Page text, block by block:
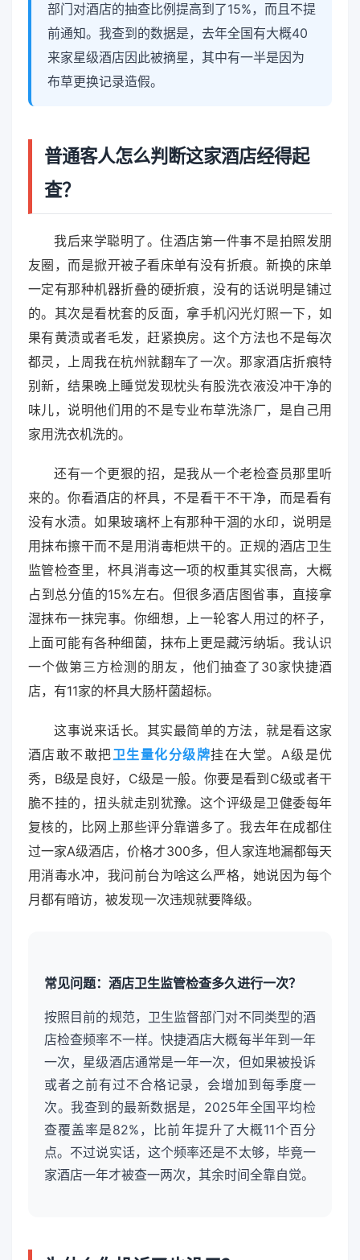
部门对酒店的抽查比例提高到了15%，而且不提
前通知。我查到的数据是，去年全国有大概40
来家星级酒店因此被摘星，其中有一半是因为
布草更换记录造假。
普通客人怎么判断这家酒店经得起
查？
我后来学聪明了。住酒店第一件事不是拍照发朋
友圈，而是掀开被子看床单有没有折痕。新换的床单
一定有那种机器折叠的硬折痕，没有的话说明是铺过
的。其次是看枕套的反面，拿手机闪光灯照一下，如
果有黄渍或者毛发，赶紧换房。这个方法也不是每次
都灵，上周我在杭州就翻车了一次。那家酒店折痕特
别新，结果晚上睡觉发现枕头有股洗衣液没冲干净的
味儿，说明他们用的不是专业布草洗涤厂，是自己用
家用洗衣机洗的。
还有一个更狠的招，是我从一个老检查员那里听
来的。你看酒店的杯具，不是看干不干净，而是看有
没有水渍。如果玻璃杯上有那种干涸的水印，说明是
用抹布擦干而不是用消毒柜烘干的。正规的酒店卫生
监管检查里，杯具消毒这一项的权重其实很高，大概
占到总分值的15%左右。但很多酒店图省事，直接拿
湿抹布一抹完事。你细想，上一轮客人用过的杯子，
上面可能有各种细菌，抹布上更是藏污纳垢。我认识
一个做第三方检测的朋友，他们抽查了30家快捷酒
店，有11家的杯具大肠杆菌超标。
这事说来话长。其实最简单的方法，就是看这家
酒店敢不敢把卫生量化分级牌挂在大堂。A级是优
秀，B级是良好，C级是一般。你要是看到C级或者干
脆不挂的，扭头就走别犹豫。这个评级是卫健委每年
复核的，比网上那些评分靠谱多了。我去年在成都住
过一家A级酒店，价格才300多，但人家连地漏都每天
用消毒水冲，我问前台为啥这么严格，她说因为每个
月都有暗访，被发现一次违规就要降级。
常见问题：酒店卫生监管检查多久进行一次？
按照目前的规范，卫生监督部门对不同类型的酒
店检查频率不一样。快捷酒店大概每半年到一年
一次，星级酒店通常是一年一次，但如果被投诉
或者之前有过不合格记录，会增加到每季度一
次。我查到的最新数据是，2025年全国平均检
查覆盖率是82%，比前年提升了大概11个百分
点。不过说实话，这个频率还是不太够，毕竟一
家酒店一年才被查一两次，其余时间全靠自觉。